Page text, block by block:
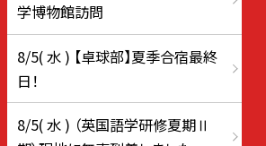
学博物館訪問
8/5( 水 ) 【卓球部】夏季合宿最終
日！
8/5( 水 ) （英国語学研修夏期Ⅱ